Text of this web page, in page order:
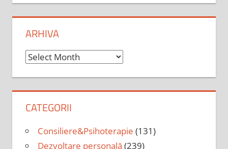
ARHIVA
Arhiva
CATEGORII
Consiliere&Psihoterapie (131)
Dezvoltare personală (239)